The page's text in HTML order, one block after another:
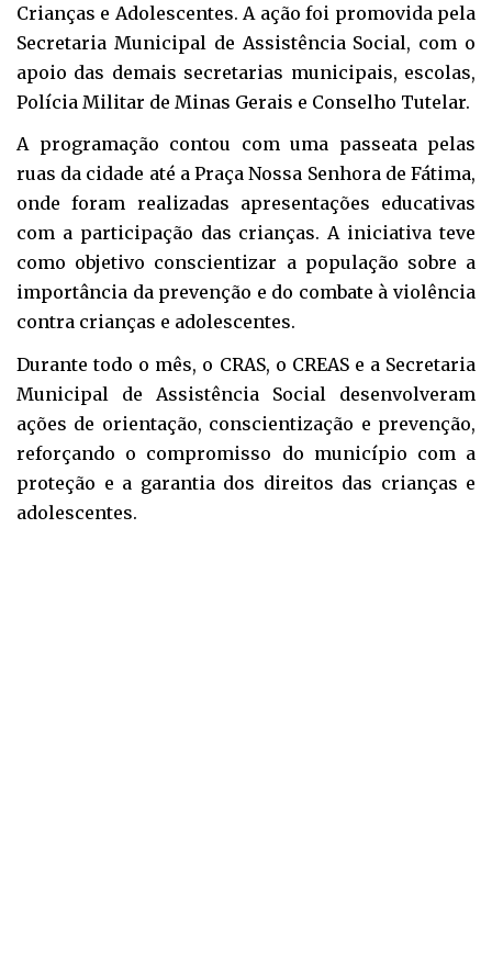
Crianças e Adolescentes. A ação foi promovida pela
Secretaria Municipal de Assistência Social, com o
apoio das demais secretarias municipais, escolas,
Polícia Militar de Minas Gerais e Conselho Tutelar.
A programação contou com uma passeata pelas
ruas da cidade até a Praça Nossa Senhora de Fátima,
onde foram realizadas apresentações educativas
com a participação das crianças. A iniciativa teve
como objetivo conscientizar a população sobre a
importância da prevenção e do combate à violência
contra crianças e adolescentes.
Durante todo o mês, o CRAS, o CREAS e a Secretaria
Municipal de Assistência Social desenvolveram
ações de orientação, conscientização e prevenção,
reforçando o compromisso do município com a
proteção e a garantia dos direitos das crianças e
adolescentes.